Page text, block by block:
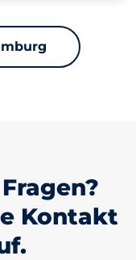
Kontakt